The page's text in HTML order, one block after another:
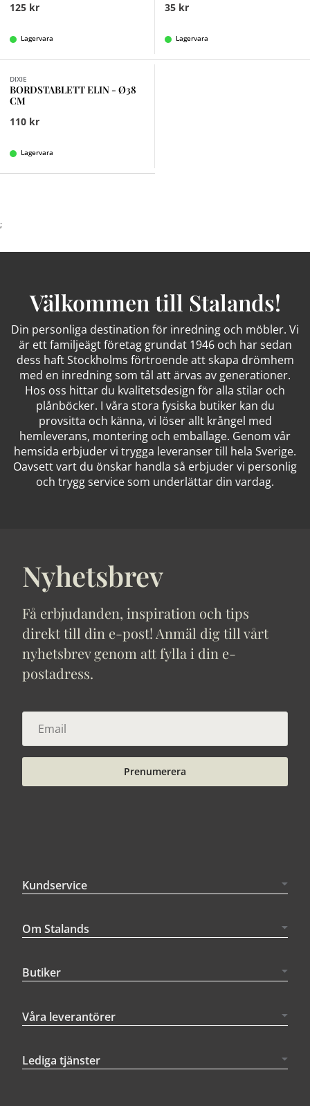
125 kr
Lagervara
35 kr
Lagervara
DIXIE
BORDSTABLETT ELIN - Ø38
CM
110 kr
Lagervara
;
Välkommen till Stalands!
Din personliga destination för inredning och möbler. Vi
är ett familjeägt företag grundat 1946 och har sedan
dess haft Stockholms förtroende att skapa drömhem
med en inredning som tål att ärvas av generationer.
Hos oss hittar du kvalitetsdesign för alla stilar och
plånböcker. I våra stora fysiska butiker kan du
provsitta och känna, vi löser allt krångel med
hemleverans, montering och emballage. Genom vår
hemsida erbjuder vi trygga leveranser till hela Sverige.
Oavsett vart du önskar handla så erbjuder vi personlig
och trygg service som underlättar din vardag.
Nyhetsbrev
Få erbjudanden, inspiration och tips
direkt till din e-post! Anmäl dig till vårt
nyhetsbrev genom att fylla i din e-
postadress.
Prenumerera
Kundservice
Om Stalands
Butiker
Våra leverantörer
Lediga tjänster